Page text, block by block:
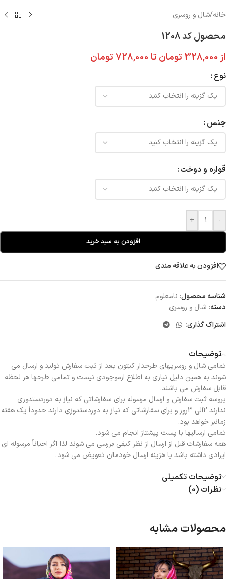
خانه/شال و روسری
محصول کد 1208
از 328,000 تومان تا 728,000تومان
نوع
جنس
قواره و دوخت
-
+
افزودن به سبد خرید
افزودن به علاقه مندی
شناسه محصول: نامعلوم
دسته: شال و روسری
اشتراک گذاری:
توضیحات
تمامی شال و روسریهای طرحدار کیتون بعد از ثبت سفارش تولید و ارسال می
شوند به همین دلیل نیازی به اطلاع ازموجودی نیست و تمامی طرحها هر لحظه
قابل سفارش می باشند.
پروسه ثبت سفارش و ارسال مرسوله برای سفارشاتی که نیاز به دوردستدوزی
ندارند 2الی 3روز و برای سفارشاتی که نیاز به دوردستدوزی دارند حدوداً یک هفته
زمانبر خواهد بود.
تمامی ارسالیها با پست پیشتاز انجام می شود.
همه سفارشات قبل از ارسال از نظر کیفی بررسی می شوند لذا اگر احیاناً مرسوله ای
ایرادی داشته باشد با هزینه ارسال خودمان تعویض می شود.
توضیحات تکمیلی
نظرات (0)
محصولات مشابه